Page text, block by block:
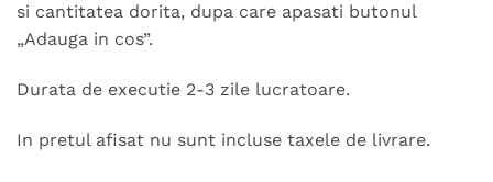
si cantitatea dorita, dupa care apasati butonul
„Adauga in cos”.
Durata de executie 2-3 zile lucratoare.
In pretul afisat nu sunt incluse taxele de livrare.